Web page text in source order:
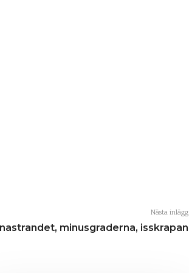
Nästa inlägg
minusgraderna, isskrapan